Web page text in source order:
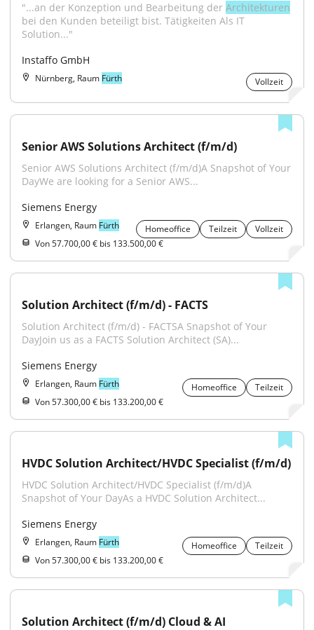
"...an der Konzeption und Bearbeitung der Architekturen
bei den Kunden beteiligt bist. Tätigkeiten Als IT
Solution..."
Instaffo GmbH
Nürnberg, Raum Fürth Vollzeit
Senior AWS Solutions Architect (f/m/d)
Senior AWS Solutions Architect (f/m/d)A Snapshot of Your
DayWe are looking for a Senior AWS...
Siemens Energy
Erlangen, Raum Fürth Homeoffice Teilzeit
Vollzeit
Von 57.700,00 € bis 133.500,00 €
Solution Architect (f/m/d) - FACTS
Solution Architect (f/m/d) - FACTSA Snapshot of Your
DayJoin us as a FACTS Solution Architect (SA)...
Siemens Energy
Erlangen, Raum Fürth Homeoffice
Teilzeit
Von 57.300,00 € bis 133.200,00 €
HVDC Solution Architect/HVDC Specialist (f/m/d)
HVDC Solution Architect/HVDC Specialist (f/m/d)A
Snapshot of Your DayAs a HVDC Solution Architect...
Siemens Energy
Erlangen, Raum Fürth Homeoffice
Teilzeit
Von 57.300,00 € bis 133.200,00 €
Solution Architect (f/m/d) Cloud & AI